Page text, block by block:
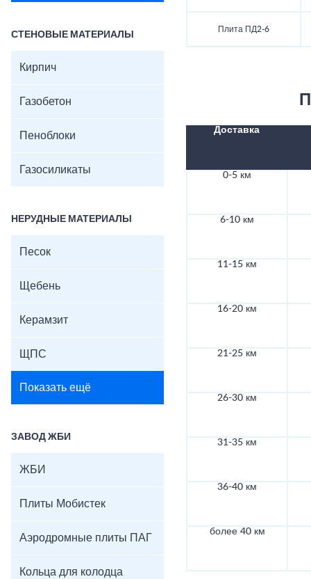
СТЕНОВЫЕ МАТЕРИАЛЫ
Кирпич
Газобетон
Пеноблоки
Газосиликаты
НЕРУДНЫЕ МАТЕРИАЛЫ
Песок
Щебень
Керамзит
ЩПС
Показать ещё
ЗАВОД ЖБИ
ЖБИ
Плиты Мобистек
Аэродромные плиты ПАГ
Кольца для колодца
Плита ПД2-6
Доставка
0-5 км
6-10 км
11-15 км
16-20 км
21-25 км
26-30 км
31-35 км
36-40 км
более 40 км